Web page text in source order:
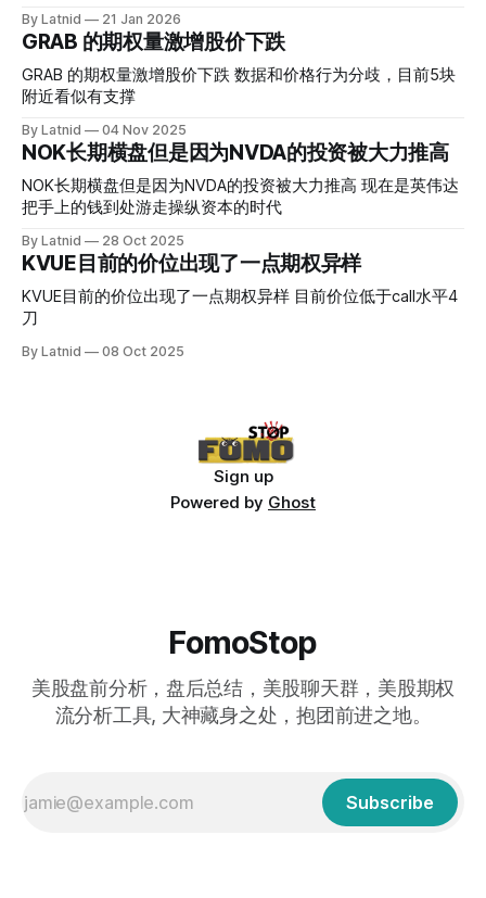
是突破前的支撑CC感觉可以做，放远些, 因为18A的经验还未
真正得到普遍大众的关注，当然财报可以继续出新消息顶一下
压力位置。 数据在70驻扎 整体呈现 47 – 60 短期位置
By Latnid 21 Jan 2026
GRAB 的期权量激增股价下跌
GRAB 的期权量激增股价下跌 数据和价格行为分歧，目前5块
附近看似有支撑
By Latnid 04 Nov 2025
NOK长期横盘但是因为NVDA的投资被大力推高
NOK长期横盘但是因为NVDA的投资被大力推高 现在是英伟达
把手上的钱到处游走操纵资本的时代
By Latnid 28 Oct 2025
KVUE目前的价位出现了一点期权异样
KVUE目前的价位出现了一点期权异样 目前价位低于call水平4
刀
By Latnid 08 Oct 2025
Sign up
Powered by Ghost
FomoStop
美股盘前分析，盘后总结，美股聊天群，美股期权
流分析工具, 大神藏身之处，抱团前进之地。
Subscribe